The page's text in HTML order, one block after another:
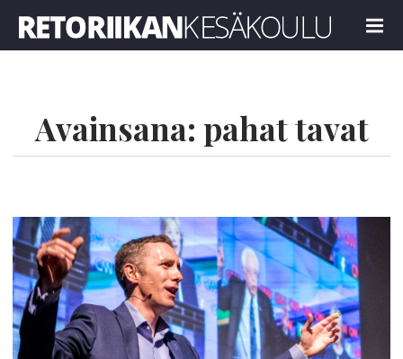
MENU
Avainsana: pahat tavat